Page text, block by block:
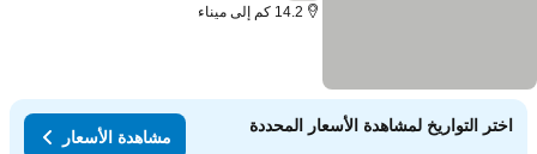
14.2 كم إلى ميناء
اختر التواريخ لمشاهدة الأسعار المحددة
مشاهدة الأسعار